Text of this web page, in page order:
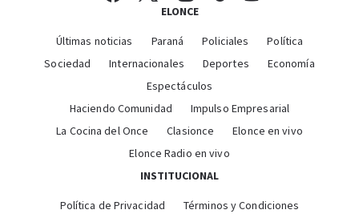
ELONCE
Últimas noticias Paraná Policiales
Política
Sociedad
Internacionales Deportes
Economía
Espectáculos
Haciendo Comunidad
Impulso Empresarial
La Cocina del Once
Clasionce
Elonce en vivo
Elonce Radio en vivo
INSTITUCIONAL
Política de Privacidad
Términos y Condiciones